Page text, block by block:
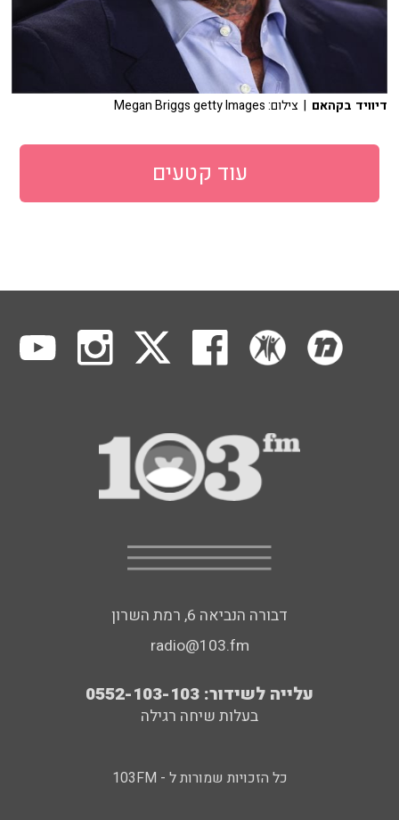
דיוויד בקהאם | צילום: Megan Briggs getty Images
עוד קטעים
דבורה הנביאה 6, רמת השרון
radio@103.fm
עלייה לשידור: 0552-103-103
בעלות שיחה רגילה
כל הזכויות שמורות ל - 103FM